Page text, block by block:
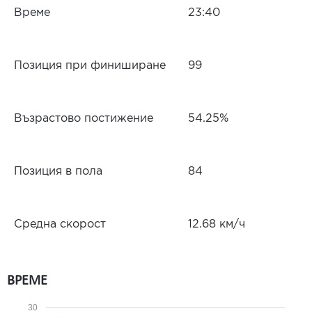
Време 23:40
Позиция при финиширане 99
Възрастово постижение 54.25%
Позиция в пола 84
Средна скорост 12.68 км/ч
ВРЕМЕ
30